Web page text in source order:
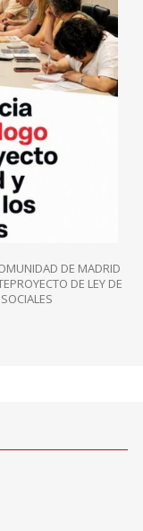
DE MADRID
DE LEY DE